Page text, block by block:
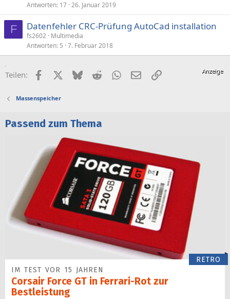
Antworten 17 26. Januar 2019
F Datenfehler CRC-Prüfung AutoCad installation
fs2602 Multimedia
Antworten 5 7. Februar 2018
Teilen: FacebookX (Twitter)
BlueskyRedditWhatsApp
E-MailLink
Massenspeicher
Passend zum Thema
RETRO
IM TEST VOR 15 JAHREN
Corsair Force GT in Ferrari-Rot zur
Bestleistung